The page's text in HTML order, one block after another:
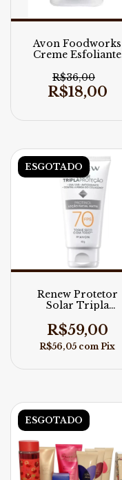
Avon Foodworks
Creme Esfoliante
Morango
R$36,00
R$18,00
ESGOTADO
Renew Protetor
Solar Tripla
R$59,00
R$56,05 com Pix
ESGOTADO